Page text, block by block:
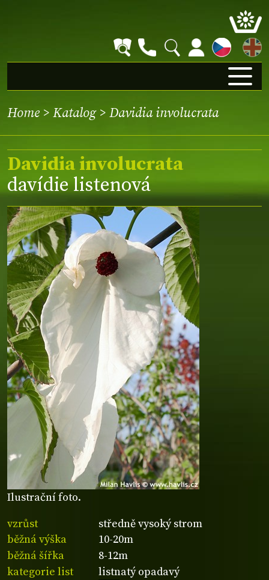
EN
Home > Katalog> Davidia involucrata
Ilustrační foto.
Davidia involucrata
davídie listenová
vzrůst
středně vysoký strom
běžná výška
10-20m
běžná šířka
8-12m
kategorie list
listnatý opadavý